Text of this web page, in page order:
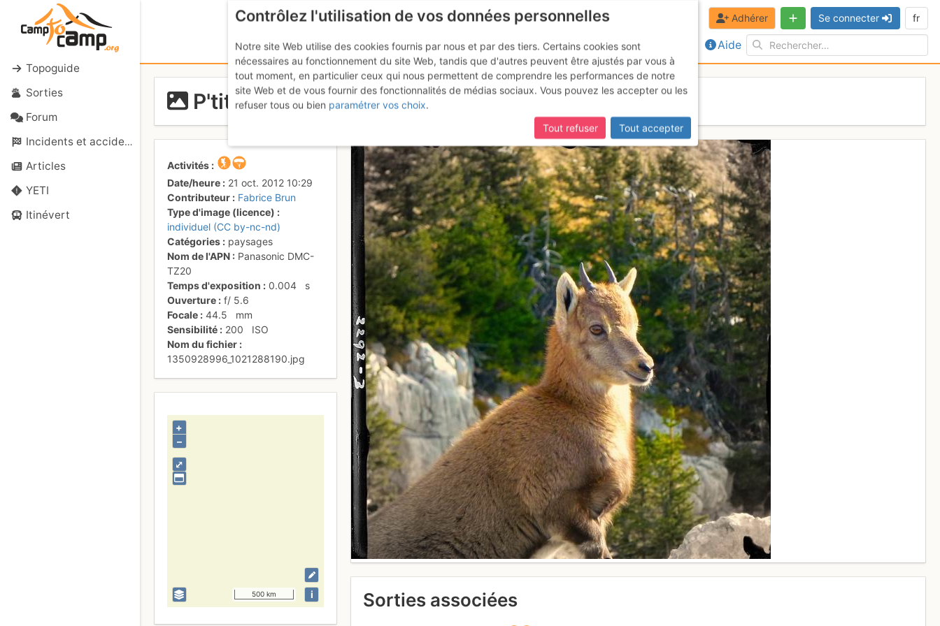
Topoguide
Sorties
Forum
Incidents et accidents
Articles
YETI
Itinévert
Aide
Adhérer Se connecter fr
P'tit jeune
Activités
Date/heure
21 oct. 2012 10:29
Contributeur
Fabrice Brun
Type d'image (licence)
individuel (CC by-nc-nd)
Catégories
paysages
Nom de l'APN
Panasonic DMC-
TZ20
Temps d'exposition
0.004
s
Ouverture
f/5.6
Focale
44.5
mm
Sensibilité
200
ISO
Nom du fichier
1350928996_1021288190.jpg
⤢
+
–
500 km i Sorties associées
Contrôlez l'utilisation de vos données personnelles
Notre site Web utilise des cookies fournis par nous et par des tiers. Certains cookies sont
nécessaires au fonctionnement du site Web, tandis que d'autres peuvent être ajustés par vous à
tout moment, en particulier ceux qui nous permettent de comprendre les performances de notre
site Web et de vous fournir des fonctionnalités de médias sociaux. Vous pouvez les accepter ou les
refuser tous ou bien paramétrer vos choix.
Tout refuser
Tout accepter